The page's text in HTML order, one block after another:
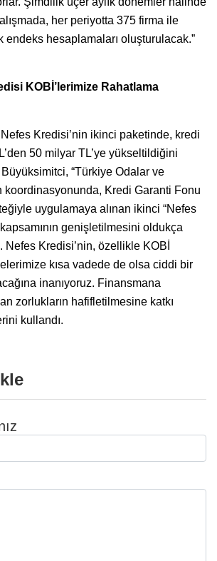
her periyotta 375 firma ile
endeks hesaplamaları oluşturulacak.”
KOBİ’lerimize Rahatlama
Kredisi’nin ikinci paketinde, kredi
50 milyar TL’ye yükseltildiğini
“Türkiye Odalar ve
koordinasyonunda, Kredi Garanti Fonu
uygulamaya alınan ikinci “Nefes
genişletilmesini oldukça
Nefes Kredisi’nin, özellikle KOBİ
kısa vadede de olsa ciddi bir
inanıyoruz. Finansmana
zorlukların hafifletilmesine katkı
kullandı.